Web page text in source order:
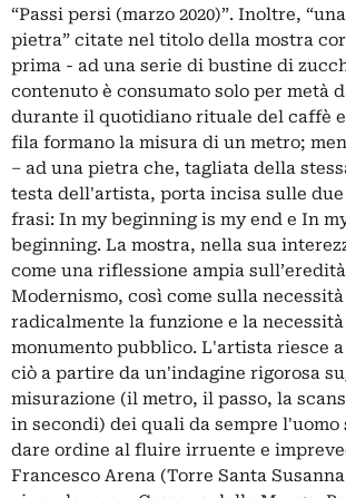
“Passi persi (marzo 2020)”. Inoltre,
pietra” citate nel titolo della mostra
prima - ad una serie di bustine di
contenuto è consumato solo per metà
durante il quotidiano rituale del caffè
fila formano la misura di un metro;
– ad una pietra che, tagliata della
testa dell'artista, porta incisa sulle
frasi: In my beginning is my end e In
beginning. La mostra, nella sua
come una riflessione ampia
Modernismo, così come sulla
radicalmente la funzione e la
monumento pubblico. L'artista riesce
ciò a partire da un'indagine rigorosa
misurazione (il metro, il passo, la
in secondi) dei quali da sempre
dare ordine al fluire irruente e
Francesco Arena (Torre Santa